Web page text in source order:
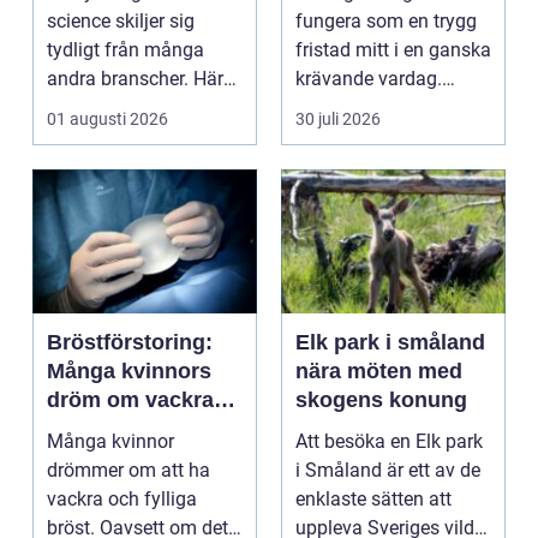
kraven är som
högst
science skiljer sig
tydligt från många
andra branscher. Här
påverkar varje bes...
01 augusti 2026
växande
fungera som en trygg
fristad mitt i en ganska
krävande vardag.
Skola, sociala med...
30 juli 2026
Bröstförstoring:
Många kvinnors
dröm om vackra
bröst
Många kvinnor
drömmer om att ha
vackra och fylliga
bröst. Oavsett om det
Elk park i småland
nära möten med
skogens konung
Att besöka en Elk park
i Småland är ett av de
enklaste sätten att
uppleva Sveriges vilda